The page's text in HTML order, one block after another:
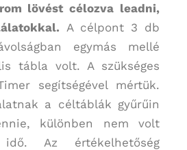
lövést célozva leadni,
A célpont 3 db
egymás mellé
tábla volt. A szükséges
segítségével mértük.
a céltáblák gyűrűin
különben nem volt
Az értékelhetőség